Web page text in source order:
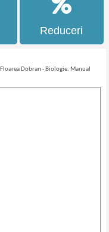
Reduceri
Floarea Dobran - Biologie. Manual